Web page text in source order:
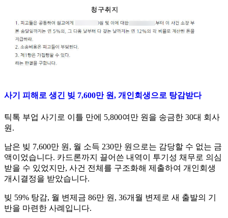
사기 피해로 생긴 빚 7,600만 원, 개인회생으로 탕감받다
틱톡 부업 사기로 이틀 만에 5,800여만 원을 송금한 30대 회사
원.
남은 빚 7,600만 원, 월 소득 230만 원으로는 감당할 수 없는 금
액이었습니다. 카드론까지 끌어쓴 내역이 투기성 채무로 의심
받을 수 있었지만, 사건 전체를 구조화해 제출하여 개인회생
개시결정을 받았습니다.
빚 59% 탕감, 월 변제금 86만 원, 36개월 변제로 새 출발의 기
반을 마련한 사례입니다.